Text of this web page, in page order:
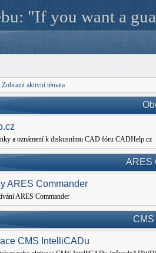
"If you want a
Zobrazit aktivní témata
a oznámení k diskusnímu CAD fóru CADHelp.cz
ARES
ARES Commander
ARES Commander
CMS IntelliCADu